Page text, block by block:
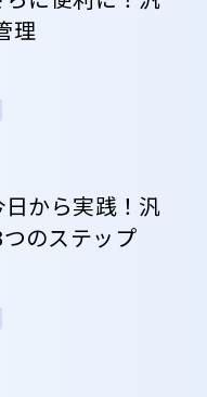
理
日から実践！汎
のステップ